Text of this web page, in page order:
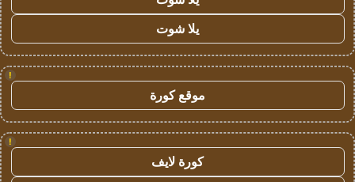
يلا شوت
!
موقع كورة
!
كورة لايف